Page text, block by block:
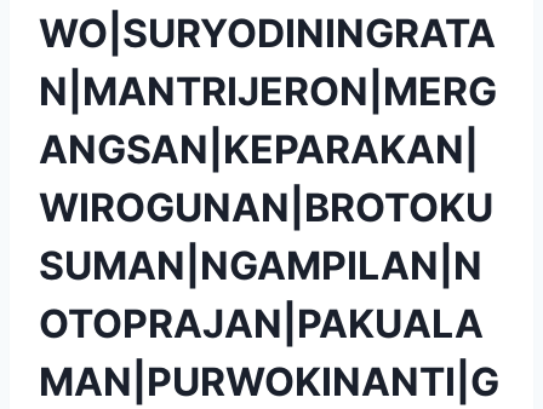
WO|SURYODININGRATA
N|MANTRIJERON|MERG
ANGSAN|KEPARAKAN|
WIROGUNAN|BROTOKU
SUMAN|NGAMPILAN|N
OTOPRAJAN|PAKUALA
MAN|PURWOKINANTI|G